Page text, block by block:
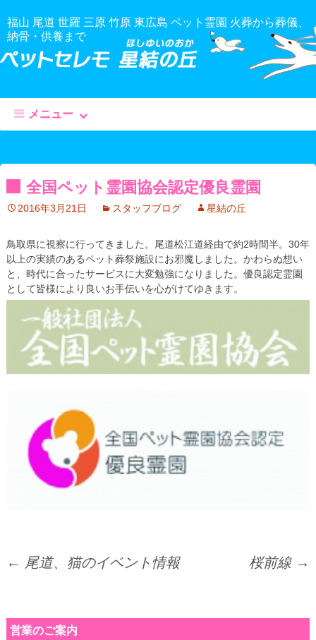
福山 尾道 世羅 三原 竹原 東広島 ペット霊園 火葬から葬儀、
納骨・供養まで
メニュー
ツ
移
動
全国ペット霊園協会認定優良霊園
2016年3月21日 スタッフブログ 星結の丘
鳥取県に視察に行ってきました。尾道松江道経由で約2時間半。30年
以上の実績のあるペット葬祭施設にお邪魔しました。かわらぬ想い
と、時代に合ったサービスに大変勉強になりました。優良認定霊園
として皆様により良いお手伝いを心がけてゆきます。
投
稿
← 尾道、猫のイベント情報 桜前線 →
営業のご案内